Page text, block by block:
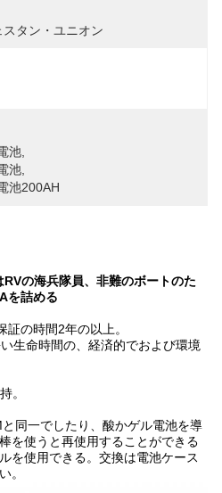
タン・ユニオン
池
池
池200AH
の海兵隊員、非難のボートのた
を詰める
の時間2年の以上。
生命時間の、経済的でおよび環境
。
同一でしたり、酸かゲル電池を導
を使うと再使用することができる
を使用できる。交換は電池ケース
。